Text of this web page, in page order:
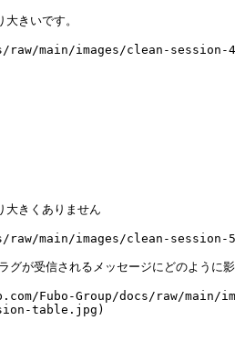
きいです。
main/images/clean-
大きくありません
main/images/clean-
が受信されるメッセージにどのように
Fubo-Group/docs/raw/main/
table.jpg)